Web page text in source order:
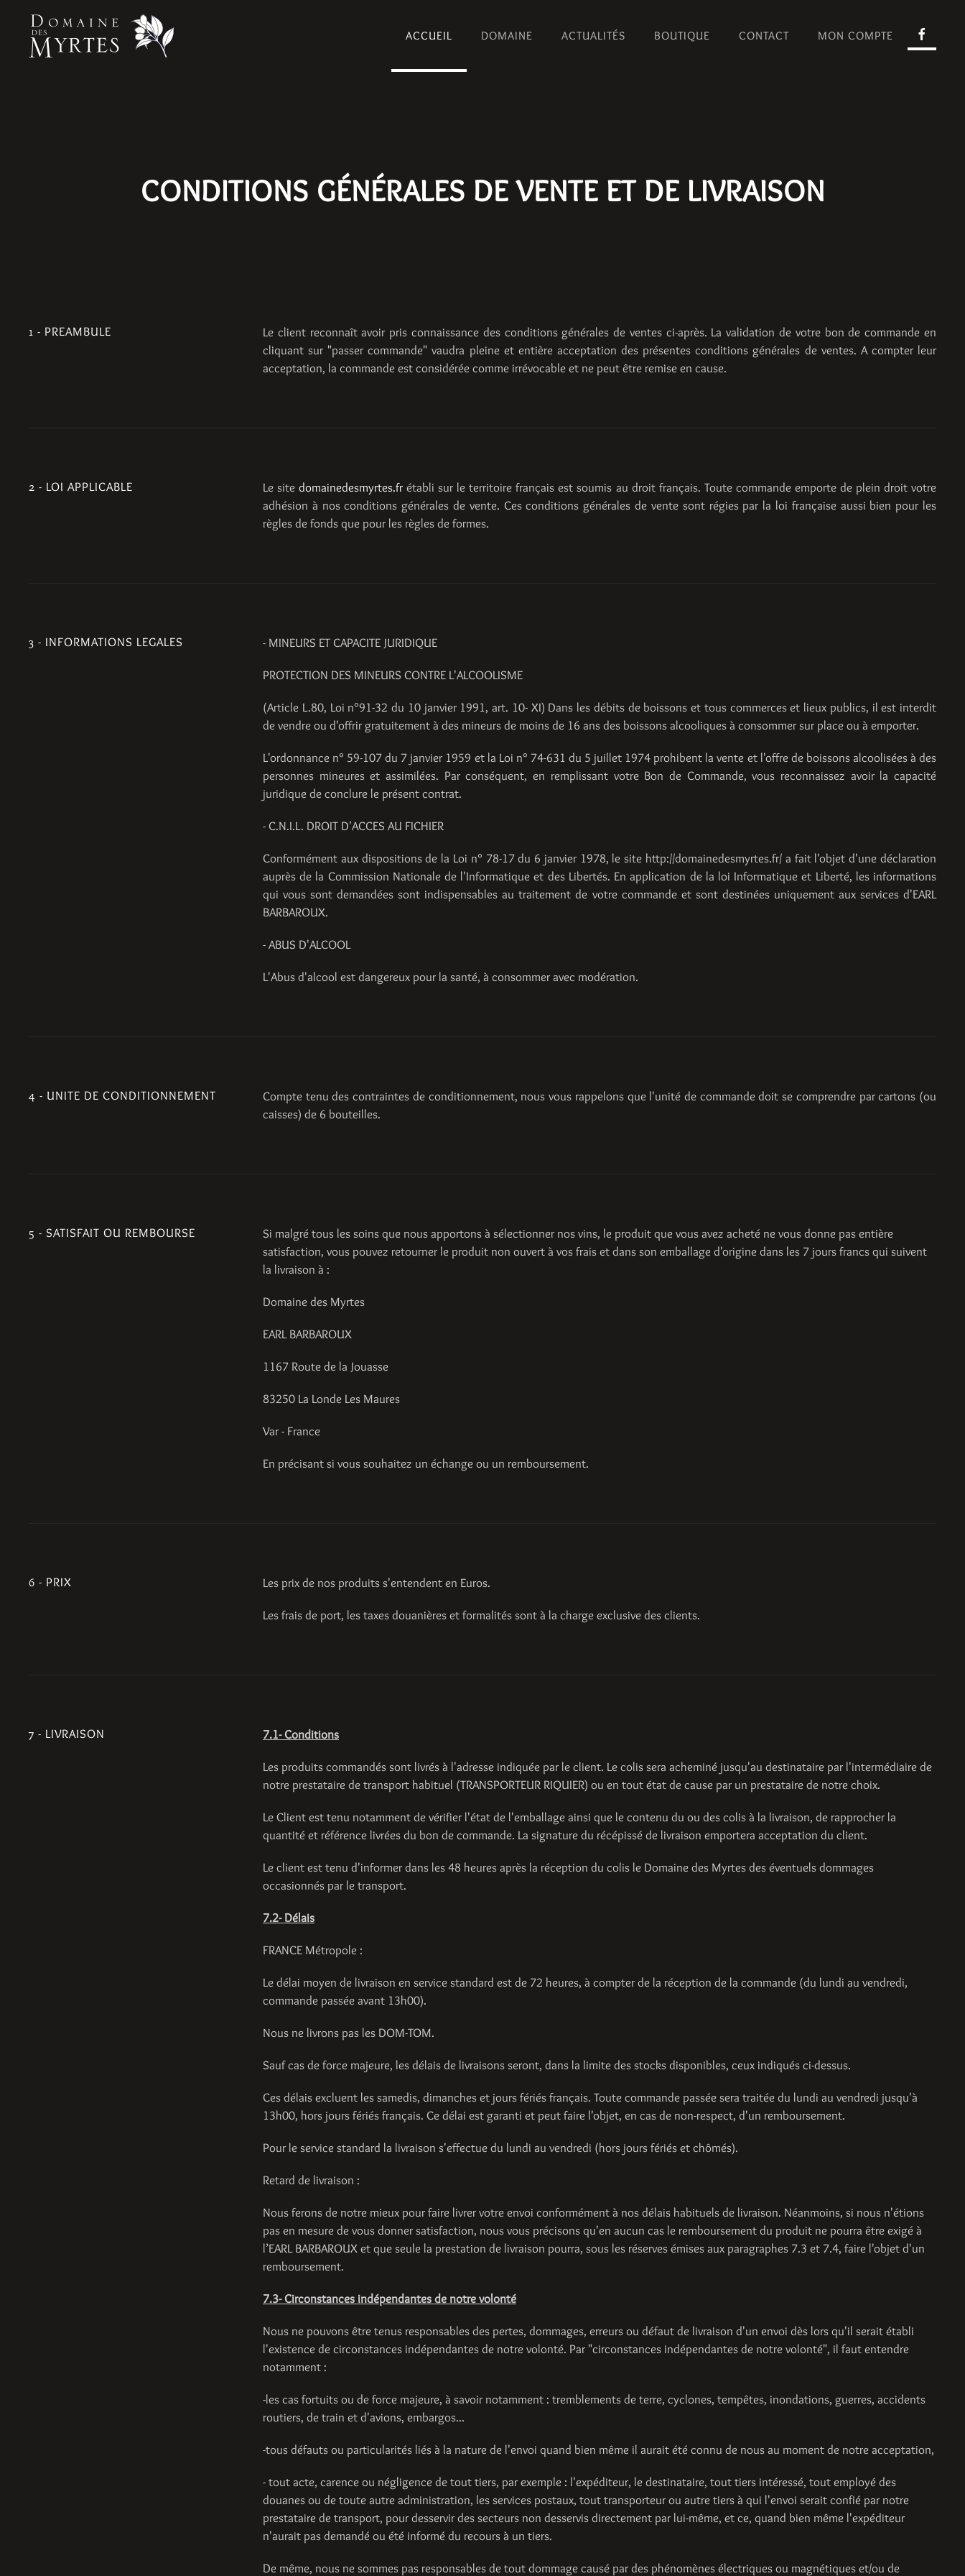
Accéder au contenu principal ACCUEIL DOMAINE ACTUALITÉS BOUTIQUE CONTACT MON COMPTE
CONDITIONS GÉNÉRALES DE VENTE ET DE LIVRAISON
1 - PREAMBULE
Le client reconnaît avoir pris connaissance des conditions générales de ventes ci-après. La validation de votre bon de commande en
cliquant sur "passer commande" vaudra pleine et entière acceptation des présentes conditions générales de ventes. A compter leur
acceptation, la commande est considérée comme irrévocable et ne peut être remise en cause.
2 - LOI APPLICABLE Le sitedomainedesmyrtes.fr établi sur le territoire français est soumis au droit français. Toute commande emporte de plein droit votre
adhésion à nos conditions générales de vente. Ces conditions générales de vente sont régies par la loi française aussi bien pour les
règles de fonds que pour les règles de formes.
3 - INFORMATIONS LEGALES - MINEURS ET CAPACITE JURIDIQUE
PROTECTION DES MINEURS CONTRE L'ALCOOLISME
(Article L.80, Loi n°91-32 du 10 janvier 1991, art. 10- XI) Dans les débits de boissons et tous commerces et lieux publics, il est interdit
de vendre ou d'offrir gratuitement à des mineurs de moins de 16 ans des boissons alcooliques à consommer sur place ou à emporter.
L'ordonnance n° 59-107 du 7 janvier 1959 et la Loi n° 74-631 du 5 juillet 1974 prohibent la vente et l'offre de boissons alcoolisées à des
personnes mineures et assimilées. Par conséquent, en remplissant votre Bon de Commande, vous reconnaissez avoir la capacité
juridique de conclure le présent contrat.
- C.N.I.L. DROIT D'ACCES AU FICHIER
Conformément aux dispositions de la Loi n° 78-17 du 6 janvier 1978, le site http://domainedesmyrtes.fr/ a fait l'objet d'une déclaration
auprès de la Commission Nationale de l'Informatique et des Libertés. En application de la loi Informatique et Liberté, les informations
qui vous sont demandées sont indispensables au traitement de votre commande et sont destinées uniquement aux services d'EARL
BARBAROUX.
- ABUS D'ALCOOL
L'Abus d'alcool est dangereux pour la santé, à consommer avec modération.
4 - UNITE DE CONDITIONNEMENT
Compte tenu des contraintes de conditionnement, nous vous rappelons que l'unité de commande doit se comprendre par cartons (ou
caisses) de 6 bouteilles.
5 - SATISFAIT OU REMBOURSE
Si malgré tous les soins que nous apportons à sélectionner nos vins, le produit que vous avez acheté ne vous donne pas entière
satisfaction, vous pouvez retourner le produit non ouvert à vos frais et dans son emballage d'origine dans les 7 jours francs qui suivent
la livraison à :
Domaine des Myrtes
EARL BARBAROUX
1167 Route de la Jouasse
83250 La Londe Les Maures
Var - France
En précisant si vous souhaitez un échange ou un remboursement.
6 - PRIX Les prix de nos produits s'entendent en Euros.
Les frais de port, les taxes douanières et formalités sont à la charge exclusive des clients.
7 - LIVRAISON 7.1- Conditions
Les produits commandés sont livrés à l'adresse indiquée par le client. Le colis sera acheminé jusqu'au destinataire par l'intermédiaire de
notre prestataire de transport habituel (TRANSPORTEUR RIQUIER) ou en tout état de cause par un prestataire de notre choix.
Le Client est tenu notamment de vérifier l'état de l'emballage ainsi que le contenu du ou des colis à la livraison, de rapprocher la
quantité et référence livrées du bon de commande. La signature du récépissé de livraison emportera acceptation du client.
Le client est tenu d'informer dans les 48 heures après la réception du colis le Domaine des Myrtes des éventuels dommages
occasionnés par le transport.
7.2- Délais
FRANCE Métropole :
Le délai moyen de livraison en service standard est de 72 heures, à compter de la réception de la commande (du lundi au vendredi,
commande passée avant 13h00).
Nous ne livrons pas les DOM-TOM.
Sauf cas de force majeure, les délais de livraisons seront, dans la limite des stocks disponibles, ceux indiqués ci-dessus.
Ces délais excluent les samedis, dimanches et jours fériés français. Toute commande passée sera traitée du lundi au vendredi jusqu'à
13h00, hors jours fériés français. Ce délai est garanti et peut faire l'objet, en cas de non-respect, d'un remboursement.
Pour le service standard la livraison s'effectue du lundi au vendredi (hors jours fériés et chômés).
Retard de livraison :
Nous ferons de notre mieux pour faire livrer votre envoi conformément à nos délais habituels de livraison. Néanmoins, si nous n'étions
pas en mesure de vous donner satisfaction, nous vous précisons qu'en aucun cas le remboursement du produit ne pourra être exigé à
l’EARL BARBAROUX et que seule la prestation de livraison pourra, sous les réserves émises aux paragraphes 7.3 et 7.4, faire l'objet d'un
remboursement.
7.3- Circonstances indépendantes de notre volonté
Nous ne pouvons être tenus responsables des pertes, dommages, erreurs ou défaut de livraison d'un envoi dès lors qu'il serait établi
l'existence de circonstances indépendantes de notre volonté. Par "circonstances indépendantes de notre volonté", il faut entendre
notamment :
-les cas fortuits ou de force majeure, à savoir notamment : tremblements de terre, cyclones, tempêtes, inondations, guerres, accidents
routiers, de train et d'avions, embargos...
-tous défauts ou particularités liés à la nature de l'envoi quand bien même il aurait été connu de nous au moment de notre acceptation,
- tout acte, carence ou négligence de tout tiers, par exemple : l'expéditeur, le destinataire, tout tiers intéressé, tout employé des
douanes ou de toute autre administration, les services postaux, tout transporteur ou autre tiers à qui l'envoi serait confié par notre
prestataire de transport, pour desservir des secteurs non desservis directement par lui-même, et ce, quand bien même l'expéditeur
n'aurait pas demandé ou été informé du recours à un tiers.
De même, nous ne sommes pas responsables de tout dommage causé par des phénomènes électriques ou magnétiques et/ou de